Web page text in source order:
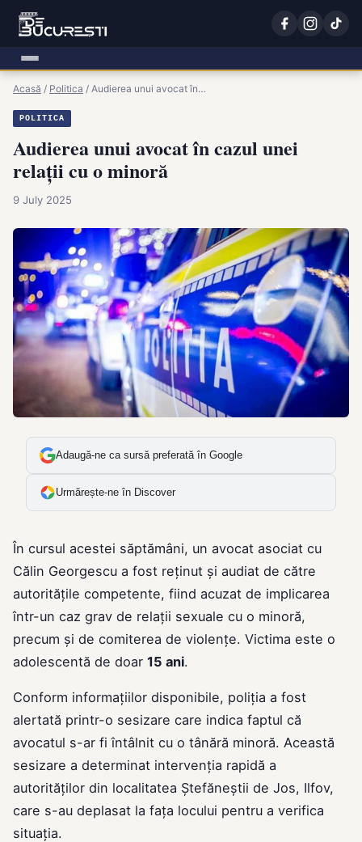
Acasă / Politica / Audierea unui avocat în…
POLITICA
Audierea unui avocat în cazul unei
relații cu o minoră
9 July 2025
Adaugă-ne ca sursă preferată în Google
Urmărește-ne în Discover
În cursul acestei săptămâni, un avocat asociat cu
Călin Georgescu a fost reținut și audiat de către
autoritățile competente, fiind acuzat de implicarea
într-un caz grav de relații sexuale cu o minoră,
precum și de comiterea de violențe. Victima este o
adolescentă de doar 15 ani.
Conform informațiilor disponibile, poliția a fost
alertată printr-o sesizare care indica faptul că
avocatul s-ar fi întâlnit cu o tânără minoră. Această
sesizare a determinat intervenția rapidă a
autorităților din localitatea Ștefăneștii de Jos, Ilfov,
care s-au deplasat la fața locului pentru a verifica
situația.